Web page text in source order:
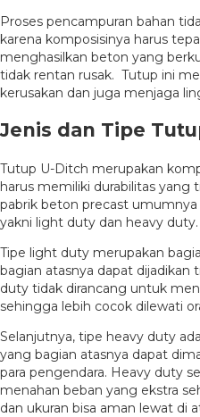
Proses pencampuran bahan
karena komposisinya harus
menghasilkan beton yang
tidak rentan rusak. Tutup ini
kerusakan dan juga menjaga
Jenis dan Tipe
Tutup U-Ditch merupakan
harus memiliki durabilitas yang
pabrik beton precast
yakni light duty dan heavy duty.
Tipe light duty merupakan
bagian atasnya dapat dijadikan
duty tidak dirancang untuk
sehingga lebih cocok dilewati
Selanjutnya, tipe heavy duty
yang bagian atasnya dapat
para pengendara. Heavy duty
menahan beban yang ekstra
dan ukuran bisa aman lewat di